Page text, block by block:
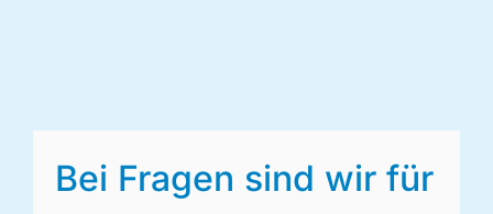
Bei Fragen sind wir für